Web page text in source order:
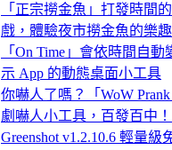
「正宗撈金魚」打發時間
戲，體驗夜市撈金魚的樂趣
「On Time」會依時間自動
示 App 的動態桌面小工具
你嚇人了嗎？「WoW
劇嚇人小工具，百發百中！
Greenshot v1.2.10.6 輕量級